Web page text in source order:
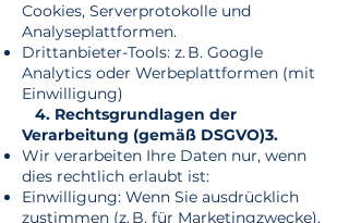
Cookies, Serverprotokolle und
Analyseplattformen.
Drittanbieter-Tools: z. B. Google
Analytics oder Werbeplattformen (mit
Einwilligung)
4. Rechtsgrundlagen der
Verarbeitung (gemäß DSGVO)3.
Wir verarbeiten Ihre Daten nur, wenn
dies rechtlich erlaubt ist:
Einwilligung: Wenn Sie ausdrücklich
zustimmen (z. B. für Marketingzwecke).